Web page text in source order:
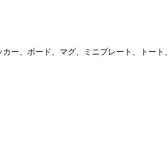
ー、ボード、マグ、ミニプレート、トート、